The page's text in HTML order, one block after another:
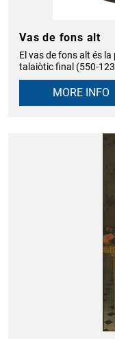
Vas de fons alt
El vas de fons alt és
talaiòtic final (550-
MORE INFO